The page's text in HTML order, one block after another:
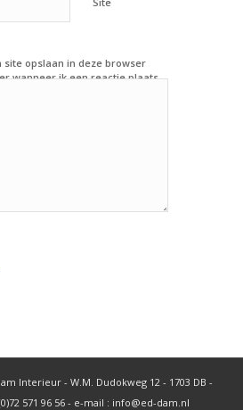
site opslaan in deze browser
wanneer ik een reactie plaats.
Interieur - W.M. Dudokweg 12 - 1703 DB -
571 96 56 - e-mail : info@ed-dam.nl